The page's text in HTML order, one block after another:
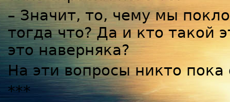
– Значит, то, чему мы
тогда что? Да и кто такой
это наверняка?
На эти вопросы никто пока
***